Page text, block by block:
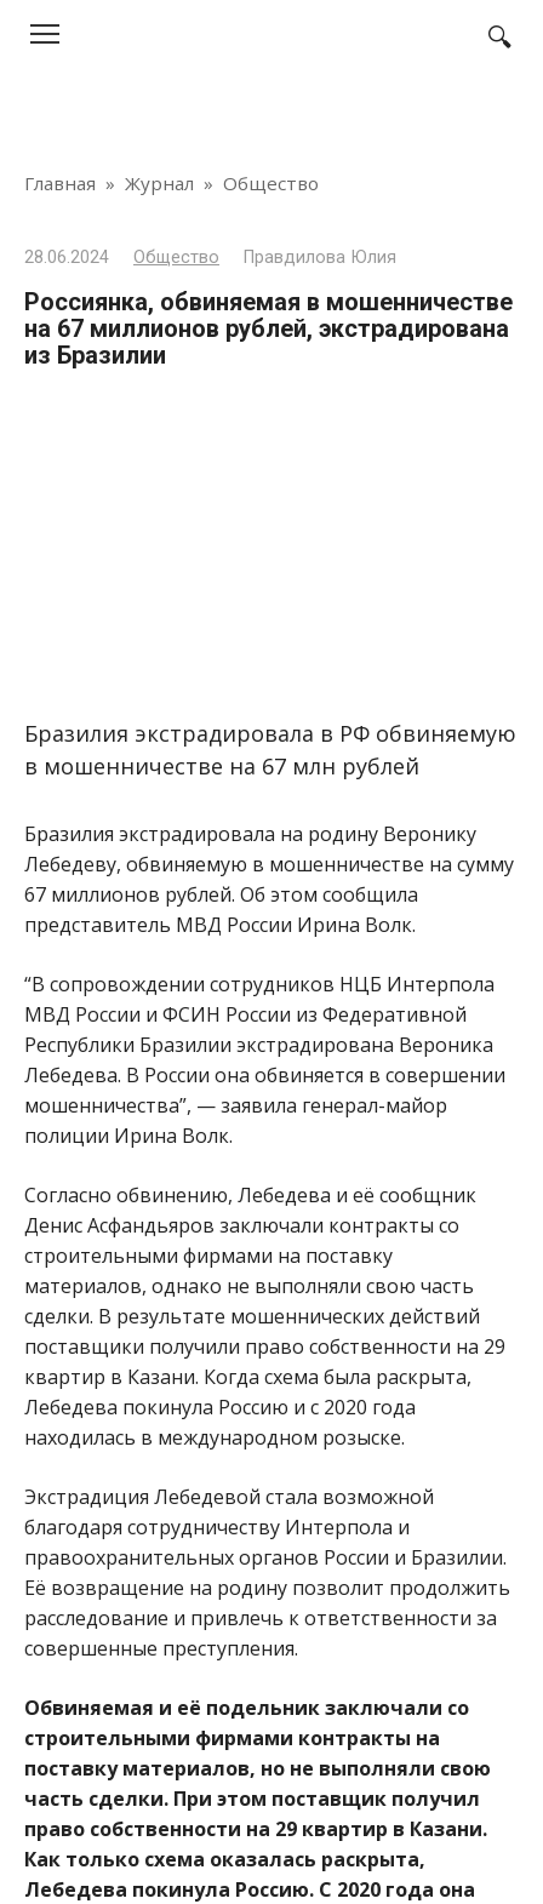
Главная » Журнал » Общество
28.06.2024 Общество Правдилова Юлия
Россиянка, обвиняемая в мошенничестве
на 67 миллионов рублей, экстрадирована
из Бразилии
Бразилия экстрадировала в РФ обвиняемую
в мошенничестве на 67 млн рублей
Бразилия экстрадировала на родину Веронику
Лебедеву, обвиняемую в мошенничестве на сумму
67 миллионов рублей. Об этом сообщила
представитель МВД России Ирина Волк.
“В сопровождении сотрудников НЦБ Интерпола
МВД России и ФСИН России из Федеративной
Республики Бразилии экстрадирована Вероника
Лебедева. В России она обвиняется в совершении
мошенничества”, — заявила генерал-майор
полиции Ирина Волк.
Согласно обвинению, Лебедева и её сообщник
Денис Асфандьяров заключали контракты со
строительными фирмами на поставку
материалов, однако не выполняли свою часть
сделки. В результате мошеннических действий
поставщики получили право собственности на 29
квартир в Казани. Когда схема была раскрыта,
Лебедева покинула Россию и с 2020 года
находилась в международном розыске.
Экстрадиция Лебедевой стала возможной
благодаря сотрудничеству Интерпола и
правоохранительных органов России и Бразилии.
Её возвращение на родину позволит продолжить
расследование и привлечь к ответственности за
совершенные преступления.
Обвиняемая и её подельник заключали со
строительными фирмами контракты на
поставку материалов, но не выполняли свою
часть сделки. При этом поставщик получил
право собственности на 29 квартир в Казани.
Как только схема оказалась раскрыта,
Лебедева покинула Россию. С 2020 года она